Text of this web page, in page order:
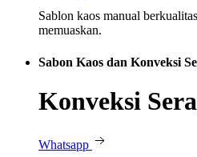
Sablon kaos manual
memuaskan.
Sabon Kaos dan Konveksi
Konveksi
Whatsapp